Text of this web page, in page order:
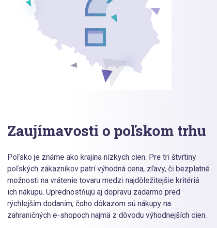
Zaujímavosti o poľskom trhu
Poľsko je známe ako krajina nízkych cien. Pre tri štvrtiny
poľských zákazníkov patrí výhodná cena, zľavy, či bezplatné
možnosti na vrátenie tovaru medzi najdôležitejšie kritériá
ich nákupu. Uprednostňujú aj dopravu zadarmo pred
rýchlejším dodaním, čoho dôkazom sú nákupy na
zahraničných e-shopoch najmä z dôvodu výhodnejších cien.